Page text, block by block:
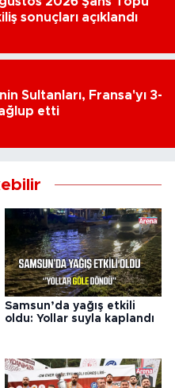
sonuçları açıklandı
Sultanları, Fransa'yı 3-
etti
Samsun’da yağış etkili
oldu: Yollar suyla kaplandı